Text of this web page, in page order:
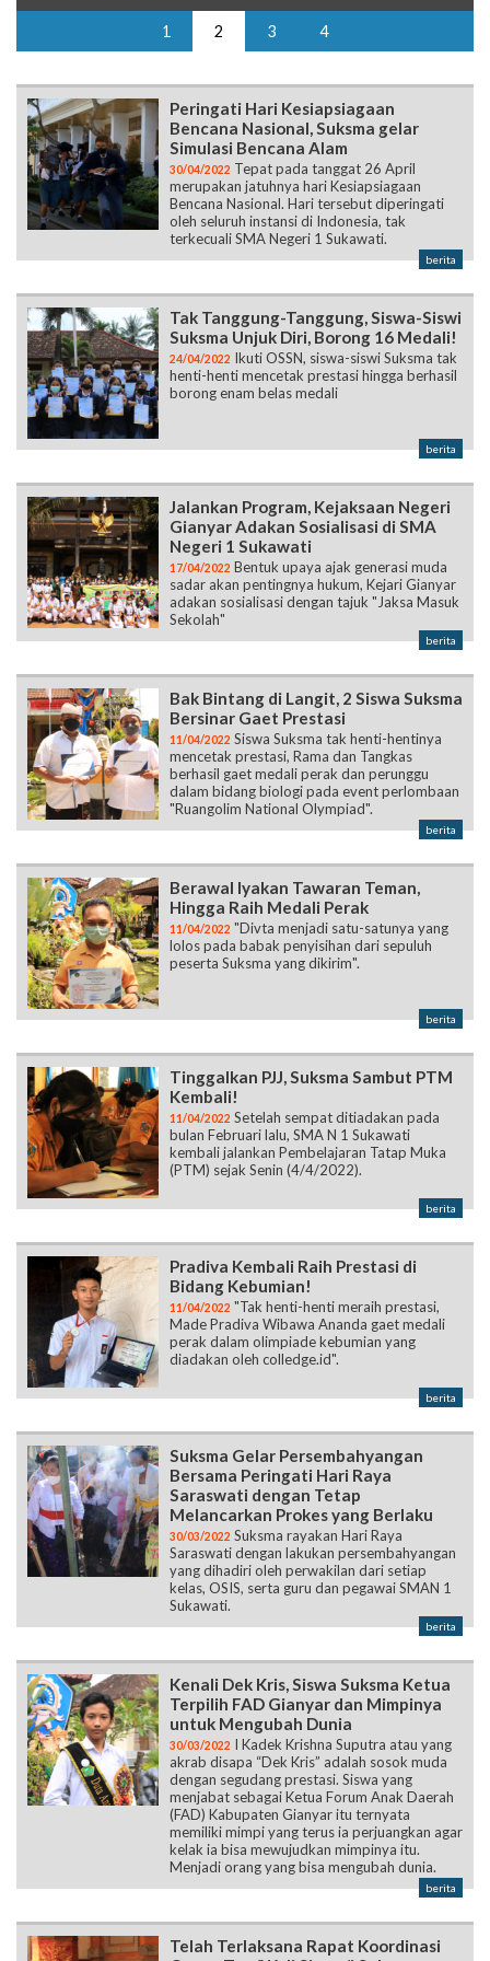
1 2 3 4
Peringati Hari Kesiapsiagaan
Bencana Nasional, Suksma gelar
Simulasi Bencana Alam
30/04/2022 Tepat pada tanggat 26 April
merupakan jatuhnya hari Kesiapsiagaan
Bencana Nasional. Hari tersebut diperingati
oleh seluruh instansi di Indonesia, tak
terkecuali SMA Negeri 1 Sukawati.
berita
Tak Tanggung-Tanggung, Siswa-Siswi
Suksma Unjuk Diri, Borong 16 Medali!
24/04/2022 Ikuti OSSN, siswa-siswi Suksma tak
henti-henti mencetak prestasi hingga berhasil
borong enam belas medali
berita
Jalankan Program, Kejaksaan Negeri
Gianyar Adakan Sosialisasi di SMA
Negeri 1 Sukawati
17/04/2022 Bentuk upaya ajak generasi muda
sadar akan pentingnya hukum, Kejari Gianyar
adakan sosialisasi dengan tajuk "Jaksa Masuk
Sekolah"
berita
Bak Bintang di Langit, 2 Siswa Suksma
Bersinar Gaet Prestasi
11/04/2022 Siswa Suksma tak henti-hentinya
mencetak prestasi, Rama dan Tangkas
berhasil gaet medali perak dan perunggu
dalam bidang biologi pada event perlombaan
"Ruangolim National Olympiad".
berita
Berawal Iyakan Tawaran Teman,
Hingga Raih Medali Perak
11/04/2022 "Divta menjadi satu-satunya yang
lolos pada babak penyisihan dari sepuluh
peserta Suksma yang dikirim".
berita
Tinggalkan PJJ, Suksma Sambut PTM
Kembali!
11/04/2022 Setelah sempat ditiadakan pada
bulan Februari lalu, SMA N 1 Sukawati
kembali jalankan Pembelajaran Tatap Muka
(PTM) sejak Senin (4/4/2022).
berita
Pradiva Kembali Raih Prestasi di
Bidang Kebumian!
11/04/2022 "Tak henti-henti meraih prestasi,
Made Pradiva Wibawa Ananda gaet medali
perak dalam olimpiade kebumian yang
diadakan oleh colledge.id".
berita
Suksma Gelar Persembahyangan
Bersama Peringati Hari Raya
Saraswati dengan Tetap
Melancarkan Prokes yang Berlaku
30/03/2022 Suksma rayakan Hari Raya
Saraswati dengan lakukan persembahyangan
yang dihadiri oleh perwakilan dari setiap
kelas, OSIS, serta guru dan pegawai SMAN 1
Sukawati.
berita
Kenali Dek Kris, Siswa Suksma Ketua
Terpilih FAD Gianyar dan Mimpinya
untuk Mengubah Dunia
30/03/2022 I Kadek Krishna Suputra atau yang
akrab disapa “Dek Kris” adalah sosok muda
dengan segudang prestasi. Siswa yang
menjabat sebagai Ketua Forum Anak Daerah
(FAD) Kabupaten Gianyar itu ternyata
memiliki mimpi yang terus ia perjuangkan agar
kelak ia bisa mewujudkan mimpinya itu.
Menjadi orang yang bisa mengubah dunia.
berita
Telah Terlaksana Rapat Koordinasi